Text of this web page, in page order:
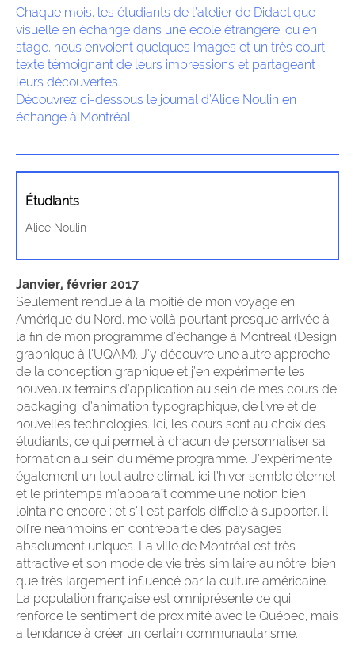
Chaque mois, les étudiants de l’atelier de Didactique
visuelle en échange dans une école étrangère, ou en
stage, nous envoient quelques images et un très court
texte témoignant de leurs impressions et partageant
leurs découvertes.
Découvrez ci-dessous le journal d’Alice Noulin en
échange à Montréal.
Étudiants
Alice Noulin
Janvier, février 2017
Seulement rendue à la moitié de mon voyage en
Amérique du Nord, me voilà pourtant presque arrivée à
la fin de mon programme d’échange à Montréal (Design
graphique à l’UQAM). J’y découvre une autre approche
de la conception graphique et j’en expérimente les
nouveaux terrains d’application au sein de mes cours de
packaging, d’animation typographique, de livre et de
nouvelles technologies. Ici, les cours sont au choix des
étudiants, ce qui permet à chacun de personnaliser sa
formation au sein du même programme. J’expérimente
également un tout autre climat, ici l’hiver semble éternel
et le printemps m’apparaît comme une notion bien
lointaine encore ; et s’il est parfois difficile à supporter, il
offre néanmoins en contrepartie des paysages
absolument uniques. La ville de Montréal est très
attractive et son mode de vie très similaire au nôtre, bien
que très largement influencé par la culture américaine.
La population française est omniprésente ce qui
renforce le sentiment de proximité avec le Québec, mais
a tendance à créer un certain communautarisme.